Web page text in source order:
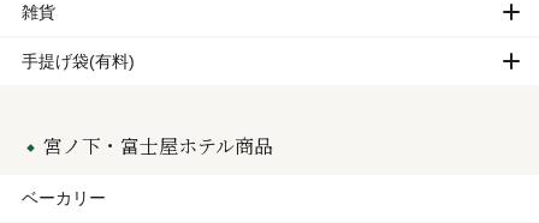
雑貨
手提げ袋(有料)
宮ノ下・富士屋ホテル商品
ベーカリー